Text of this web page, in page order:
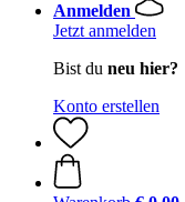
Anmelden
Jetzt anmelden
Bist du neu hier?
Konto erstellen